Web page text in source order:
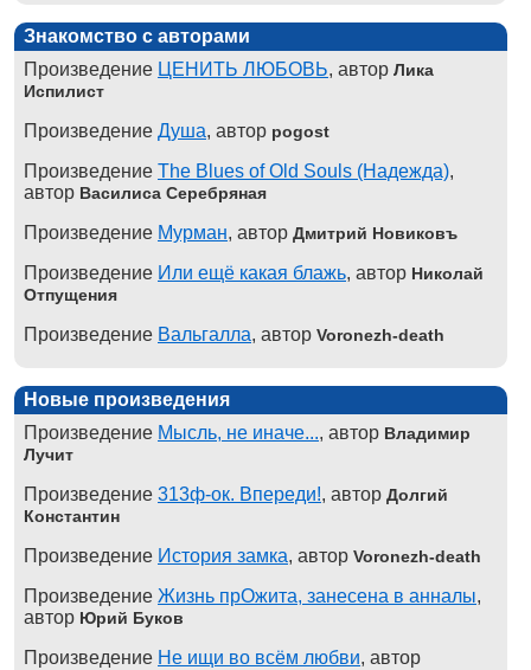
Знакомство с авторами
Произведение ЦЕНИТЬ ЛЮБОВЬ, автор Лика
Испилист
Произведение Душа, автор pogost
Произведение The Blues of Old Souls (Надежда),
автор Василиса Серебряная
Произведение Мурман, автор Дмитрий Новиковъ
Произведение Или ещё какая блажь, автор Николай
Отпущения
Произведение Вальгалла, автор Voronezh-death
Новые произведения
Произведение Мысль, не иначе..., автор Владимир
Лучит
Произведение 313ф-ок. Впереди!, автор Долгий
Константин
Произведение История замка, автор Voronezh-death
Произведение Жизнь прОжита, занесена в анналы,
автор Юрий Буков
Произведение Не ищи во всём любви, автор